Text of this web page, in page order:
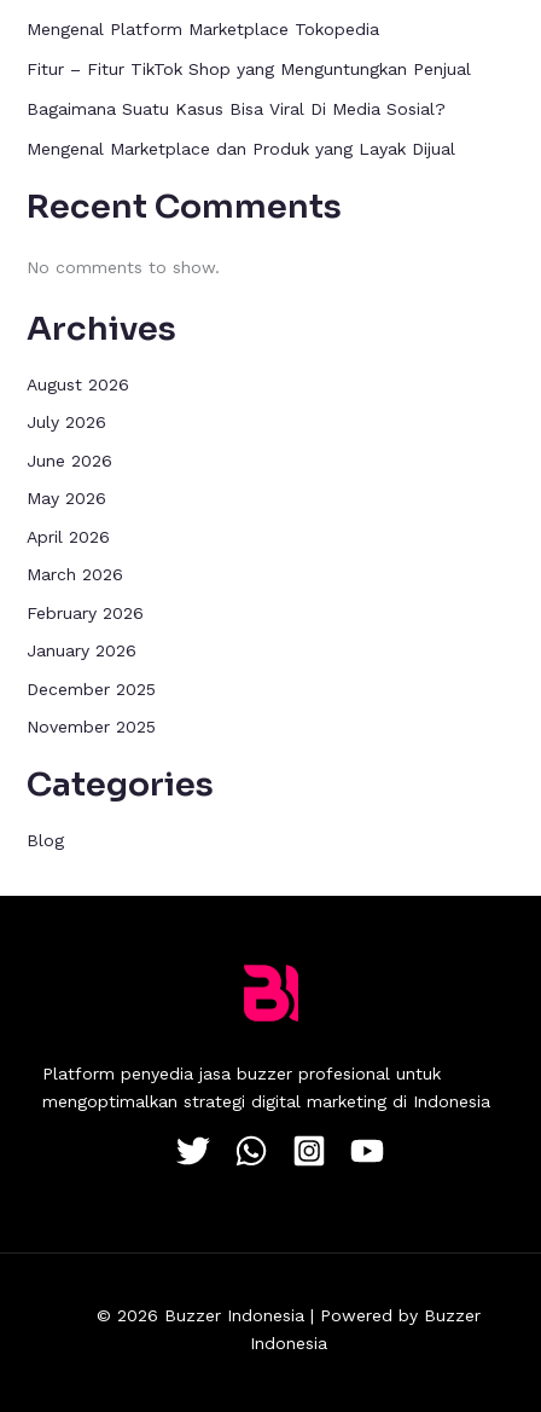
Mengenal Platform Marketplace Tokopedia
Fitur – Fitur TikTok Shop yang Menguntungkan Penjual
Bagaimana Suatu Kasus Bisa Viral Di Media Sosial?
Mengenal Marketplace dan Produk yang Layak Dijual
Recent Comments
No comments to show.
Archives
August 2026
July 2026
June 2026
May 2026
April 2026
March 2026
February 2026
January 2026
December 2025
November 2025
Categories
Blog
Platform penyedia jasa buzzer profesional untuk
mengoptimalkan strategi digital marketing di Indonesia
© 2026 Buzzer Indonesia | Powered by Buzzer
Indonesia